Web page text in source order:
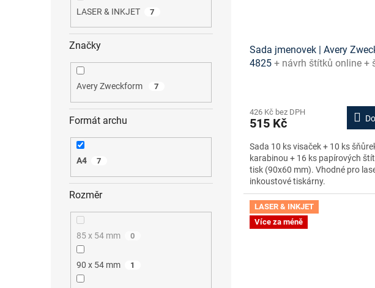
LASER & INKJET 7
Značky
Avery Zweckform 7
Formát archu
A4 7
Rozměr
85 x 54 mm 0
90 x 54 mm 1
Sada jmenovek | Avery
4825 + návrh štítků online +
426 Kč bez DPH
515 Kč
Sada 10 ks visaček + 10 ks
karabinou + 16 ks papírových
tisk (90x60 mm). Vhodné pro
inkoustové tiskárny.
LASER & INKJET
Více za méně